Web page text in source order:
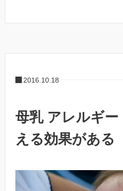
2016.10.18
母乳 アレルギー
える効果がある